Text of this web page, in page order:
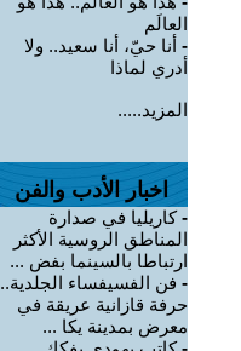
العالَم
- أنا حيّ، أنا سعيد.. ولا
أدري لماذا
المزيد.....
اخبار الأدب والفن
-كاريليا في صدارة
المناطق الروسية الأكثر
ارتباطا بالسينما بفض ...
- فن الفسيفساء الجلدية..
حرفة قازانية عريقة في
معرض بمدينة يكا ...